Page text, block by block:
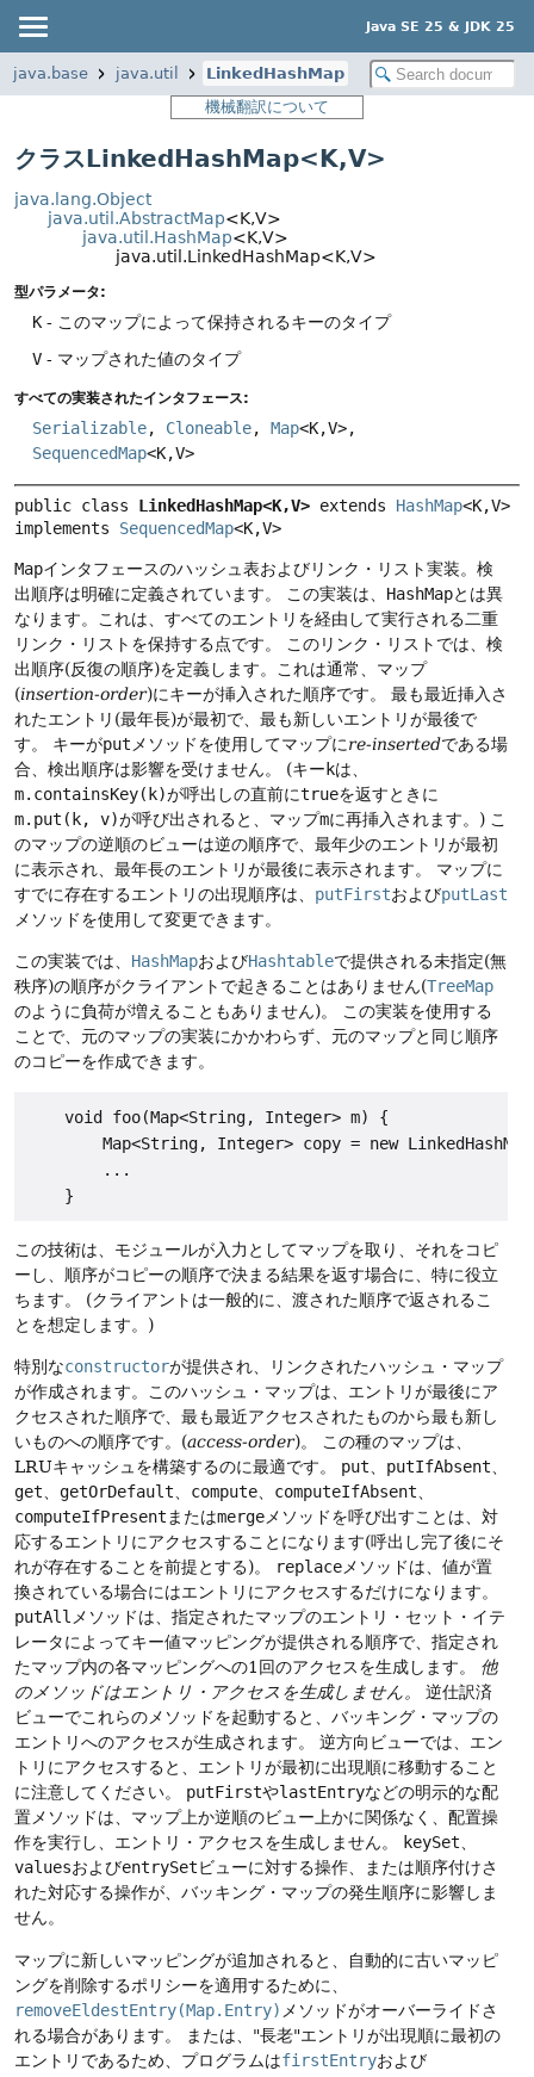
Java SE 25 & JDK 25
java.base java.util
LinkedHashMap
機械翻訳について
クラスLinkedHashMap<K,V>
java.lang.Object
java.util.AbstractMap<K,V>
java.util.HashMap<K,V>
java.util.LinkedHashMap<K,V>
型パラメータ:
K - このマップによって保持されるキーのタイプ
V - マップされた値のタイプ
すべての実装されたインタフェース:
Serializable, Cloneable, Map<K,V>,
SequencedMap<K,V>
public class LinkedHashMap<K,V> extends HashMap<K,V>
implements SequencedMap<K,V>
Mapインタフェースのハッシュ表およびリンク・リスト実装。検
出順序は明確に定義されています。
この実装は、 HashMapとは異
なります。これは、すべてのエントリを経由して実行される二重
リンク・リストを保持する点です。
このリンク・リストでは、検
出順序(反復の順序)を定義します。これは通常、マップ
(insertion-order)にキーが挿入された順序です。
最も最近挿入さ
れたエントリ(最年長)が最初で、最も新しいエントリが最後で
す。
キーがput メソッドを使用してマップにre-insertedである場
合、検出順序は影響を受けません。
(キー kは、
m.containsKey(k)が呼出しの直前にtrueを返すときに
m.put(k, v)が呼び出されると、マップmに再挿入されます。) こ
のマップの逆順のビューは逆の順序で、最年少のエントリが最初
に表示され、最年長のエントリが最後に表示されます。
マップに
すでに存在するエントリの出現順序は、 putFirstおよびputLast
メソッドを使用して変更できます。
この実装では、 HashMapおよびHashtableで提供される未指定(無
秩序)の順序がクライアントで起きることはありません(TreeMap
のように負荷が増えることもありません)。
この実装を使用する
ことで、元のマップの実装にかかわらず、元のマップと同じ順序
のコピーを作成できます。
    void foo(Map<String, Integer> m) {
Map<String, Integer> copy = new
        ...
この技術は、モジュールが入力としてマップを取り、それをコピ
ーし、順序がコピーの順序で決まる結果を返す場合に、特に役立
ちます。
(クライアントは一般的に、渡された順序で返されるこ
とを想定します。)
特別なconstructorが提供され、リンクされたハッシュ・マップ
が作成されます。このハッシュ・マップは、エントリが最後にア
クセスされた順序で、最も最近アクセスされたものから最も新し
いものへの順序です。(access-order)。
この種のマップは、
LRUキャッシュを構築するのに最適です。
put、 putIfAbsent、
get、 getOrDefault、 compute、 computeIfAbsent、
computeIfPresentまたはmergeメソッドを呼び出すことは、対
応するエントリにアクセスすることになります(呼出し完了後にそ
れが存在することを前提とする)。
replaceメソッドは、値が置
換されている場合にはエントリにアクセスするだけになります。
putAllメソッドは、指定されたマップのエントリ・セット・イテ
レータによってキー値マッピングが提供される順序で、指定され
たマップ内の各マッピングへの1回のアクセスを生成します。
他
のメソッドはエントリ・アクセスを生成しません。
逆仕訳済
ビューでこれらのメソッドを起動すると、バッキング・マップの
エントリへのアクセスが生成されます。
逆方向ビューでは、エン
トリにアクセスすると、エントリが最初に出現順に移動すること
に注意してください。
putFirstやlastEntryなどの明示的な配
置メソッドは、マップ上か逆順のビュー上かに関係なく、配置操
作を実行し、エントリ・アクセスを生成しません。
keySet、
valuesおよびentrySetビューに対する操作、または順序付けさ
れた対応する操作が、バッキング・マップの発生順序に影響しま
せん。
マップに新しいマッピングが追加されると、自動的に古いマッピ
ングを削除するポリシーを適用するために、
removeEldestEntry(Map.Entry) メソッドがオーバーライドさ
れる場合があります。
または、"長老"エントリが出現順に最初の
エントリであるため、プログラムはfirstEntryおよび